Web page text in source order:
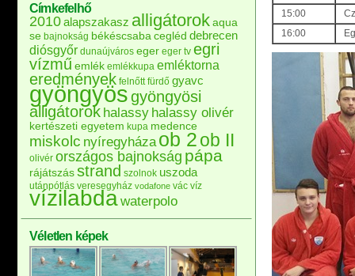
15:00
16:00
Címkefelhő
2010alapszakasz alligátorokaqua
se bajnokság békéscsaba cegléd debrecen
diósgyőr dunaújváros eger eger tv egri
vízműemlék emlékkupa emléktorna
eredmények felnőtt fürdő gyavc
gyöngyösgyöngyösi
alligátorok halassy halassy olivér
kertészeti egyetem kupa medence
miskolc nyíregyháza ob 2ob II
olivér országos bajnokság pápa
rájátszás strand szolnok uszoda
utánpótlás veresegyház vodafone vác víz
vízilabdawaterpolo
Véletlen képek